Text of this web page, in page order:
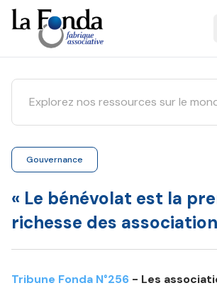
Aller
au
contenu
principal
Gouvernance
« Le bénévolat est la
richesse des
Tribune Fonda N°256 - Les